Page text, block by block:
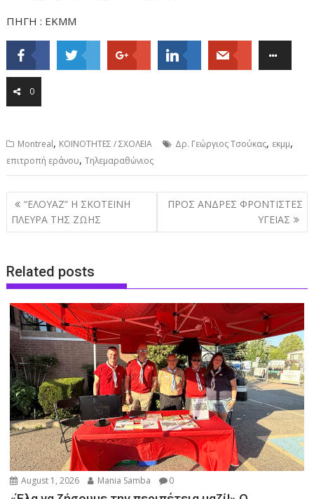
ΠΗΓΗ : ΕΚΜΜ
0
Montreal, ΚΟΙΝΟΤΗΤΕΣ / ΣΧΟΛΕΙΑ Δρ. Γεώργιος Τσούκας, εκμμ,
επιτροπή εράνου,Τηλεμαραθώνιος
Post
navigation
“ΕΛΟΥΑΖ” Η ΣΚΟΤΕΙΝΗ
ΠΛΕΥΡΑ ΤΗΣ ΖΩΗΣ
ΠΡΟΣ ΑΝΔΡΕΣ ΦΡΟΝΤΙΣΤΕΣ
ΥΓΕΙΑΣ
Related posts
August 1, 2026 Mania Samba 0